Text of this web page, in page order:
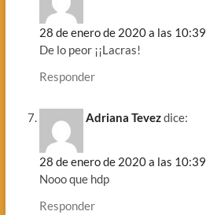
28 de enero de 2020 a las 10:39
De lo peor ¡¡Lacras!
Responder
Adriana Tevezdice:
28 de enero de 2020 a las 10:39
Nooo que hdp
Responder